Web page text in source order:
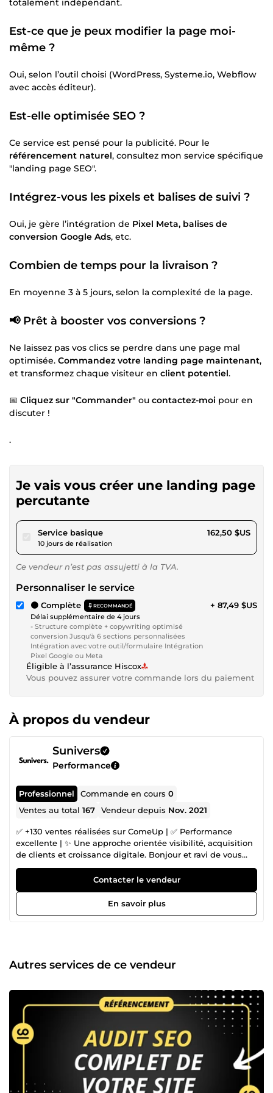
totalement indépendant.
Est-ce que je peux modifier la page moi-
même ?
Oui, selon l’outil choisi (WordPress, Systeme.io, Webflow
avec accès éditeur).
Est-elle optimisée SEO ?
Ce service est pensé pour la publicité. Pour le
référencement naturel, consultez mon service spécifique
"landing page SEO".
Intégrez-vous les pixels et balises de suivi ?
Oui, je gère l’intégration de Pixel Meta, balises de
conversion Google Ads, etc.
Combien de temps pour la livraison ?
En moyenne 3 à 5 jours, selon la complexité de la page.
📢 Prêt à booster vos conversions ?
Ne laissez pas vos clics se perdre dans une page mal
optimisée. Commandez votre landing page maintenant,
et transformez chaque visiteur en client potentiel.
📅 Cliquez sur "Commander" ou contactez-moi pour en
discuter !
.
Je vais vous créer une landing page
percutante
Service basiquepour 149,77 $US
10 jours de réalisation
162,50 $US
Ce vendeur n’est pas assujetti à la TVA.
Personnaliser le service
🟠 Complète RECOMMANDÉ
Délai supplémentaire de 4 jours
- Structure complète + copywriting optimisé
conversion Jusqu'à 6 sections personnalisées
Intégration avec votre outil/formulaire Intégration
Pixel Google ou Meta
+ 87,49 $US
Éligible à l’assurance Hiscox
Vous pouvez assurer votre commande lors du paiement
À propos du vendeur
Sunivers
Performance
Professionnel Commande en cours0
Ventes au total167 Vendeur depuis Nov. 2021
✅ +130 ventes réalisées sur ComeUp | ✅ Performance
excellente | ✨ Une approche orientée visibilité, acquisition
de clients et croissance digitale. Bonjour et ravi de vous
accueillir ici Si vous cherchez à améliorer votre visibilité,
attirer davantage de clients et développer votre activité
grâce au digital, vous êtes au bon endroit. Mon nom est
Audry SAHOSSI et je suis spécialisé dans la visibilité et la
croissance digitale des entreprises. Aujourd'hui, disposer
concrètes. C'est dans cette optique que j'accompagne
entrepreneurs, PME, e-commerçants et porteurs de projets
(SEO), publicité Google (Google Ads &amp; Google
Shopping), développement web et intelligence artificielle.
Mon objectif est simple : vous aider à développer votre
présence en ligne grâce à des stratégies et des outils
adaptés à vos ambitions. 👨‍💻 Mes domaines d'expertise :
technique, éditoriale et stratégique visant à améliorer
recherche. 🔹 Google Ads &amp; Google Shopping
Contacter le vendeur
En savoir plus
Autres services de ce vendeur